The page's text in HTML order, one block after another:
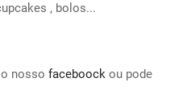
, bolos...
nosso faceboock ou pode